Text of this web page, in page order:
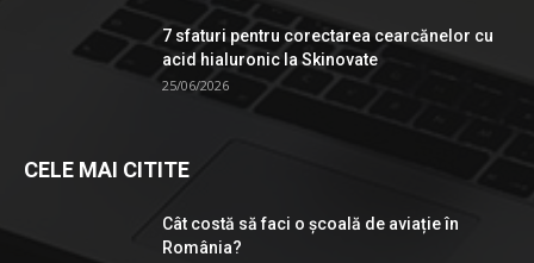
7 sfaturi pentru corectarea cearcănelor cu
acid hialuronic la Skinovate
25/06/2026
CELE MAI CITITE
Cât costă să faci o școală de aviație în
România?